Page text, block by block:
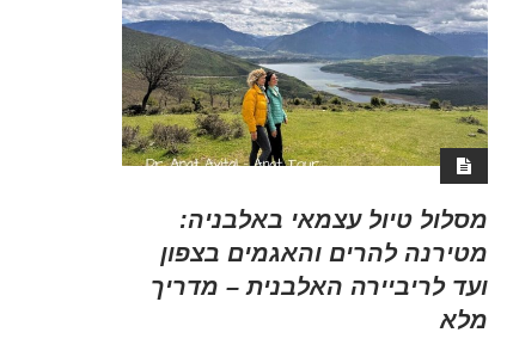
מסלול טיול עצמאי באלבניה:
מטירנה להרים והאגמים בצפון
ועד לריביירה האלבנית – מדריך
מלא